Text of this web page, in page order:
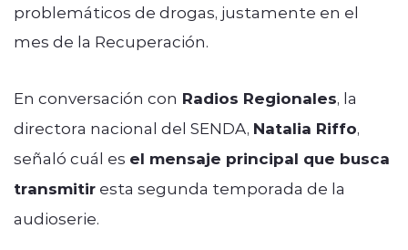
problemáticos de drogas, justamente en el
mes de la Recuperación.
En conversación con Radios Regionales, la
directora nacional del SENDA, Natalia Riffo,
señaló cuál es el mensaje principal que busca
transmitir esta segunda temporada de la
audioserie.